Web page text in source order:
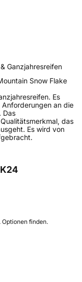
Ganzjahresreifen
Snow Flake
Es
an die
Das
das
Es wird von
Optionen finden.